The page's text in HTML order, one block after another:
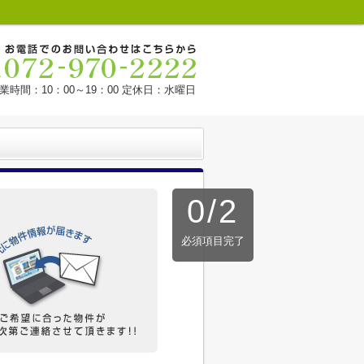
時間：10：00～19：00 定休日：水曜日
0/2
必須項目完了